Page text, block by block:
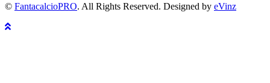
© FantacalcioPRO. All Rights Reserved. Designed by eVinz